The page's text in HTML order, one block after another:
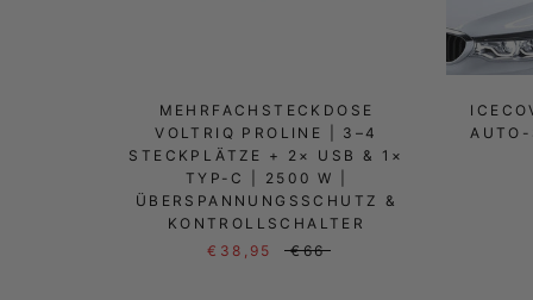
MEHRFACHSTECKDOSE
VOLTRIQ PROLINE | 3–4
STECKPLÄTZE + 2× USB & 1×
TYP-C | 2500 W |
ÜBERSPANNUNGSSCHUTZ &
KONTROLLSCHALTER
€38,95
€66
AUTO-